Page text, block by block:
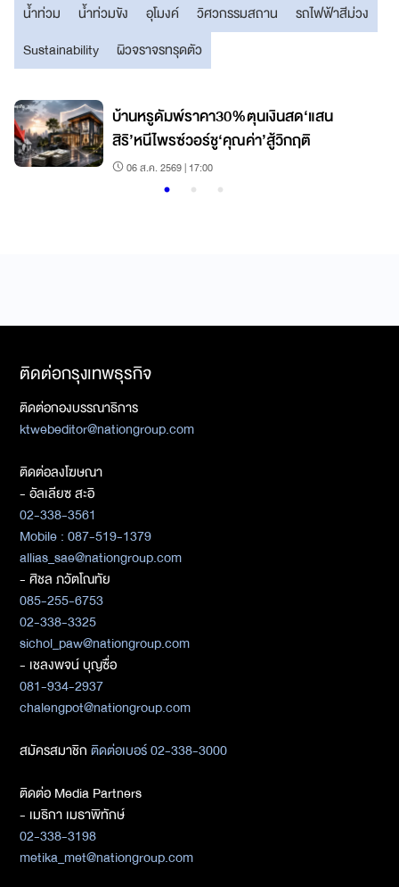
น้ำท่วม น้ำท่วมขัง อุโมงค์ วิศวกรรมสถาน
รถไฟฟ้าสีม่วง
Sustainability
ผิวจราจรทรุดตัว
บ้านหรูดัมพ์ราคา30%ตุนเงินสด‘แสน
สิริ’หนีไพรซ์วอร์ชู‘คุณค่า’สู้วิกฤติ
06 ส.ค. 2569 | 17:00
ติดต่อกรุงเทพธุรกิจ
ติดต่อกองบรรณาธิการ
ktwebeditor@nationgroup.com
ติดต่อลงโฆษณา
- อัลเลียซ สะอิ
02-338-3561
Mobile : 087-519-1379
allias_sae@nationgroup.com
- ศิชล ภวัตโณทัย
085-255-6753
02-338-3325
sichol_paw@nationgroup.com
- เชลงพจน์ บุญซื่อ
081-934-2937
chalengpot@nationgroup.com
สมัครสมาชิกติดต่อเบอร์ 02-338-3000
ติดต่อ Media Partners
- เมธิกา เมธาพิทักษ์
02-338-3198
metika_met@nationgroup.com